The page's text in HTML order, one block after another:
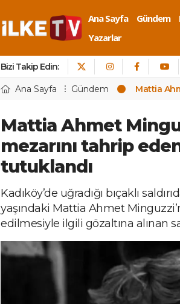
Ana Sayfa Gündem
Yazarlar
Bizi Takip Edin:
Ana Sayfa Gündem Mattia
Mattia Ahmet
mezarını tahrip
tutuklandı
Kadıköy’de uğradığı bıçaklı
yaşındaki Mattia Ahmet
edilmesiyle ilgili gözaltına alınan